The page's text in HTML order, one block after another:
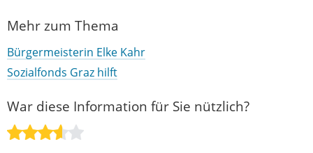
Mehr zum Thema
Bürgermeisterin Elke Kahr
Sozialfonds Graz hilft
War diese Information für Sie nützlich?